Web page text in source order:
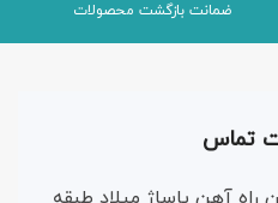
ضمانت بازگشت محصولات
تماس